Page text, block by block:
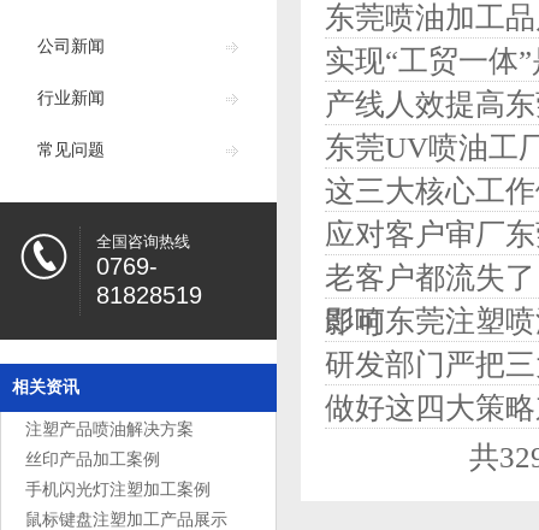
公司新闻
行业新闻
常见问题
全国咨询热线
0769-
81828519
相关资讯
注塑产品喷油解决方案
丝印产品加工案例
手机闪光灯注塑加工案例
鼠标键盘注塑加工产品展示
东莞喷油加工
实现“工贸一体
产线人效提高
东莞UV喷油工
这三大核心工
应对客户审厂
老客户都流失
即可
影响东莞注塑
研发部门严把
做好这四大策
共